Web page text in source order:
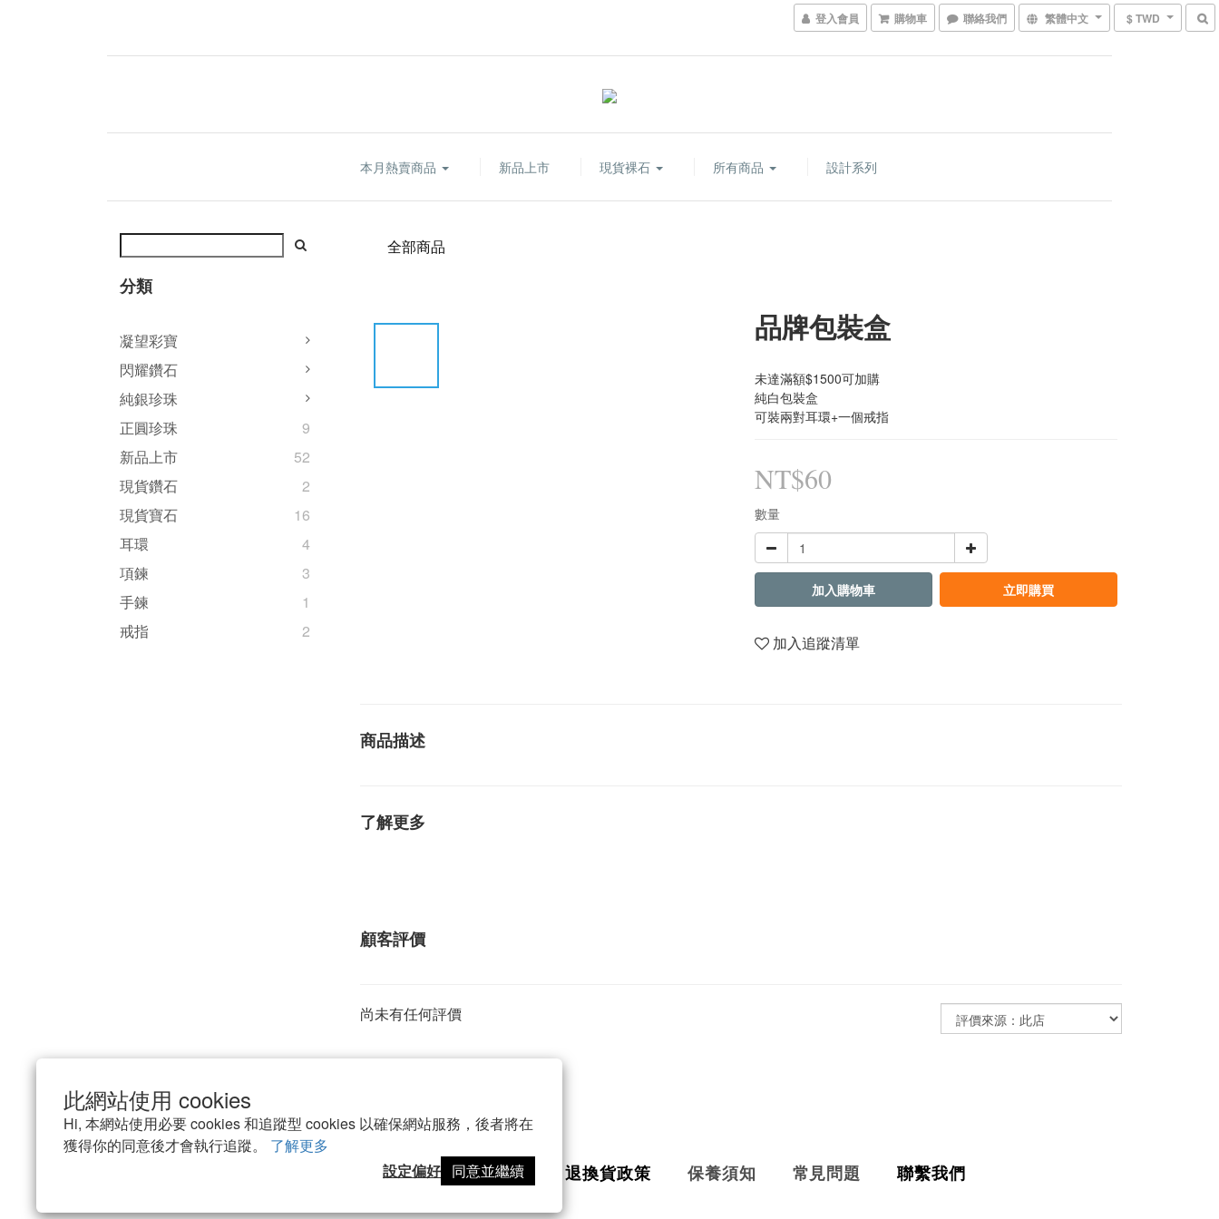
此網站使用 cookies
Hi, 本網站使用必要 cookies 和追蹤型 cookies 以確保網站服務，後者將在
獲得你的同意後才會執行追蹤。 了解更多
設定偏好 同意並繼續
登入會員 購物車 聯絡我們 繁體中文 $ TWD
本月熱賣商品 新品上市 現貨裸石 所有商品 設計系列
分類
凝望彩寶
閃耀鑽石
純銀珍珠
正圓珍珠
9
新品上市
52
現貨鑽石
2
現貨寶石
16
耳環
4
項鍊
3
手鍊
1
戒指
2
全部商品
品牌包裝盒
未達滿額$1500可加購
純白包裝盒
可裝兩對耳環+一個戒指
NT$60
數量
加入購物車 立即購買
加入追蹤清單
商品描述
了解更多
顧客評價
尚未有任何評價
詐騙宣導 VIP會員 退換貨政策 保養須知 常見問題 聯繫我們